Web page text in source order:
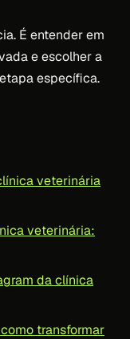
É entender em
e escolher a
específica.
veterinária
veterinária:
da clínica
transformar